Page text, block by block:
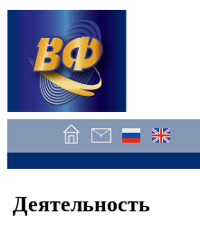
Деятельность